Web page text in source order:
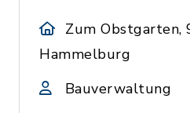
Zum Obstgarten,
Hammelburg
Bauverwaltung